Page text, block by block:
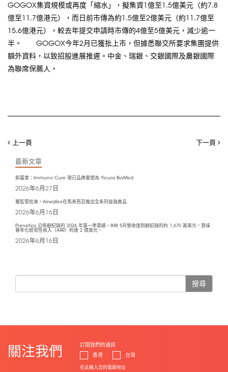
GOGOX集資規模或再度「縮水」，擬集資1億至1.5億美元（約7.8
億至11.7億港元），而日前市傳為約1.5億至2億美元（約11.7億至
15.6億港元），較去年提交申請時市傳的4億至5億美元，減少逾一
半。 GOGOX今年2月已獲批上市，但據悉聯交所要求集團提供
額外資料，以致招股進展推遲。中金、瑞銀、交銀國際及農銀國際
為聯席保薦人。
上一頁 下一頁
最新文章
新篇章：Immuno Cure 現已品牌重塑為 Yicura BioMed
2026年6月27日
獲監管批准，Airwallex在馬來西亞推出全系列金融產品
2026年6月16日
Prenetics 公佈創紀錄的 2026 年第一季業績，IM8 5月營收達到創紀錄的約 1,670 萬美元，意味
著年化經常性收入（ARR）約達 2 億美元。
2026年6月16日
搜尋
關注我們
訂閱我們的通訊
香港
台灣